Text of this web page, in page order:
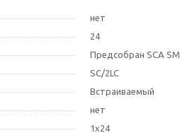
нет
24
Предсобран SCA SM
SC/2LC
Встраиваемый
нет
1х24